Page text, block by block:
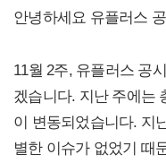
안녕하세요 유플러스
11월 2주, 유플러스 공
겠습니다. 지난 주에는
이 변동되었습니다. 지
별한 이슈가 없었기 때